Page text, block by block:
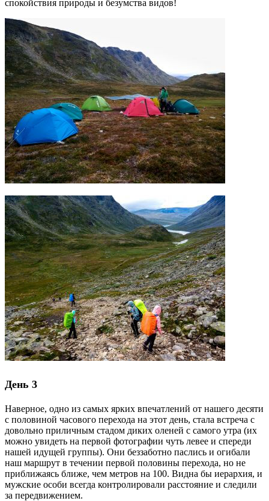
спокойствия природы и безумства видов!
День 3
Наверное, одно из самых ярких впечатлений от нашего десяти
с половиной часового перехода на этот день, стала встреча с
довольно приличным стадом диких оленей с самого утра (их
можно увидеть на первой фотографии чуть левее и спереди
нашей идущей группы). Они беззаботно паслись и огибали
наш маршрут в течении первой половины перехода, но не
приближаясь ближе, чем метров на 100. Видна бы иерархия, и
мужские особи всегда контролировали расстояние и следили
за передвижением.